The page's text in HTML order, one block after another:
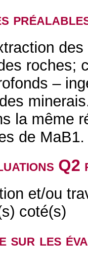
roches;
–
la même
de MaB1.
et/ou
coté(s)
sur les